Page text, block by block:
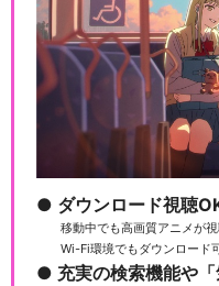
ダウンロード視聴
移動中でも高画質アニメが
Wi-Fi環境でもダウンロード
充実の検索機能や